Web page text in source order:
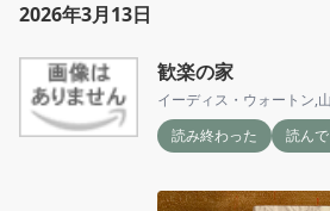
2026年3月13日
歓楽の家
イーディス・ウォートン,
読み終わった
読ん